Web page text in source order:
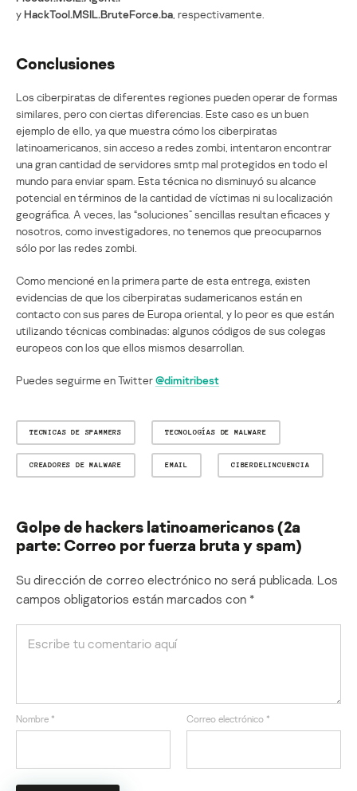
yHackTool.MSIL.BruteForce.ba , respectivamente.
Conclusiones
Los ciberpiratas de diferentes regiones pueden operar de formas
similares, pero con ciertas diferencias. Este caso es un buen
ejemplo de ello, ya que muestra cómo los ciberpiratas
latinoamericanos, sin acceso a redes zombi, intentaron encontrar
una gran cantidad de servidores smtp mal protegidos en todo el
mundo para enviar spam. Esta técnica no disminuyó su alcance
potencial en términos de la cantidad de víctimas ni su localización
geográfica. A veces, las “soluciones” sencillas resultan eficaces y
nosotros, como investigadores, no tenemos que preocuparnos
sólo por las redes zombi.
Como mencioné en la primera parte de esta entrega, existen
evidencias de que los ciberpiratas sudamericanos están en
contacto con sus pares de Europa oriental, y lo peor es que están
utilizando técnicas combinadas: algunos códigos de sus colegas
europeos con los que ellos mismos desarrollan.
Puedes seguirme en Twitter@dimitribest
TECNICAS DE SPAMMERS TECNOLOGÍAS DE MALWARE
CREADORES DE MALWARE EMAIL CIBERDELINCUENCIA
Golpe de hackers latinoamericanos (2a
parte: Correo por fuerza bruta y spam)
Su dirección de correo electrónico no será publicada. Los
campos obligatorios están marcados con *
Nombre * Correo electrónico *